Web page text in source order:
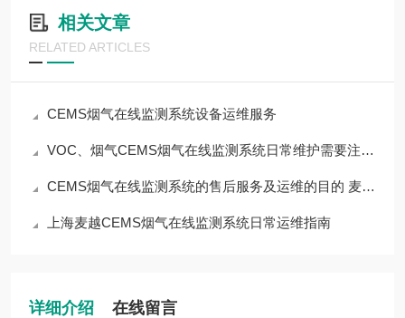
相关文章
RELATED ARTICLES
CEMS烟气在线监测系统设备运维服务
VOC、烟气CEMS烟气在线监测系统日常维护需要注意的事项 麦越环境
CEMS烟气在线监测系统的售后服务及运维的目的 麦越环境
上海麦越CEMS烟气在线监测系统日常运维指南
详细介绍 在线留言